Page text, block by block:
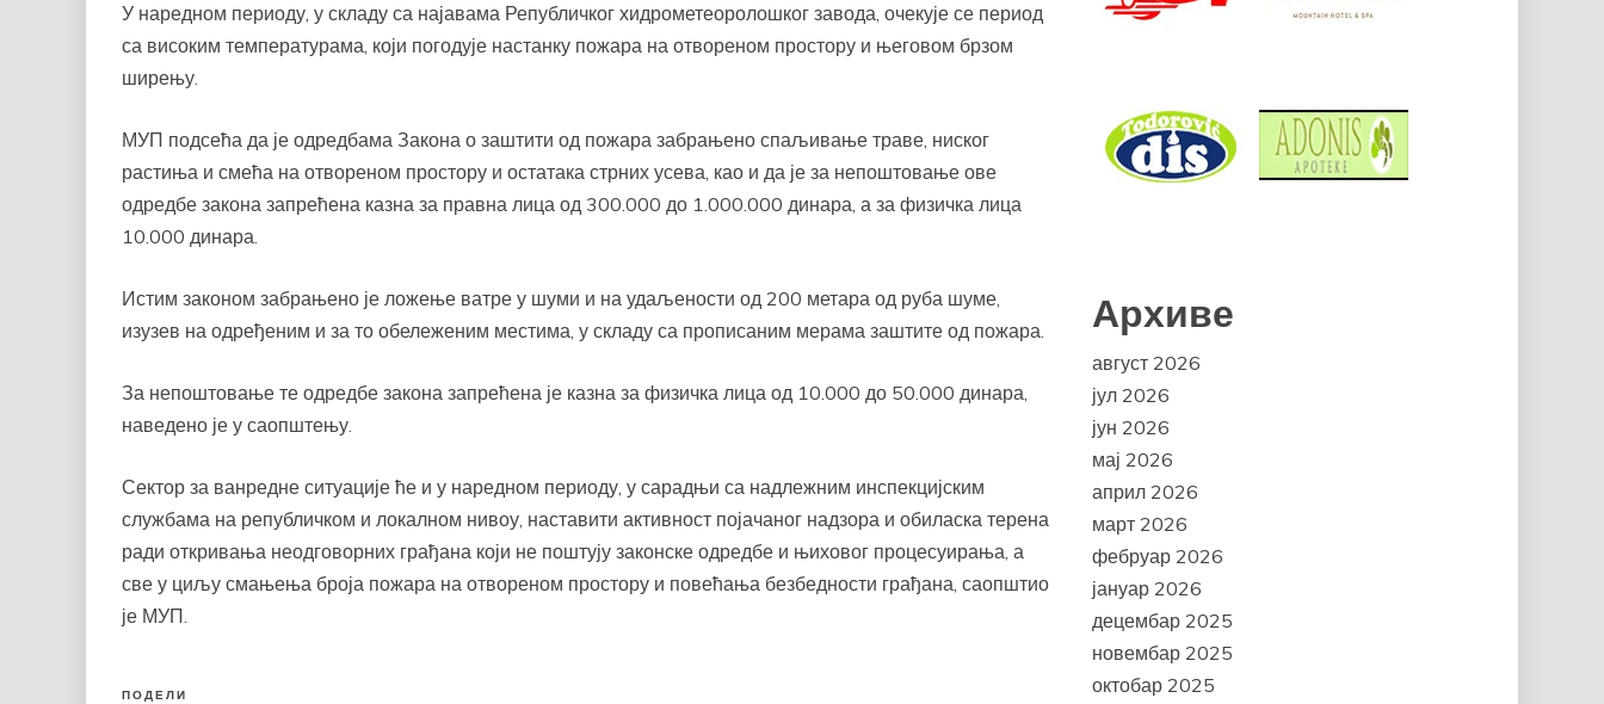
У наредном периоду, у складу са најавама Републичког хидрометеоролошког завода, очекује се период
са високим температурама, који погодује настанку пожара на отвореном простору и његовом брзом
ширењу.
МУП подсећа да је одредбама Закона о заштити од пожара забрањено спаљивање траве, ниског
растиња и смећа на отвореном простору и остатака стрних усева, као и да је за непоштовање ове
одредбе закона запрећена казна за правна лица од 300.000 до 1.000.000 динара, а за физичка лица
10.000 динара.
Истим законом забрањено је ложење ватре у шуми и на удаљености од 200 метара од руба шуме,
изузев на одређеним и за то обележеним местима, у складу са прописаним мерама заштите од пожара.
За непоштовање те одредбе закона запрећена је казна за физичка лица од 10.000 до 50.000 динара,
наведено је у саопштењу.
Сектор за ванредне ситуације ће и у наредном периоду, у сарадњи са надлежним инспекцијским
службама на републичком и локалном нивоу, наставити активност појачаног надзора и обиласка терена
ради откривања неодговорних грађана који не поштују законске одредбе и њиховог процесуирања, а
све у циљу смањења броја пожара на отвореном простору и повећања безбедности грађана, саопштио
је МУП.
ПОДЕЛИ
Архиве
август 2026
јул 2026
јун 2026
мај 2026
април 2026
март 2026
фебруар 2026
јануар 2026
децембар 2025
новембар 2025
октобар 2025